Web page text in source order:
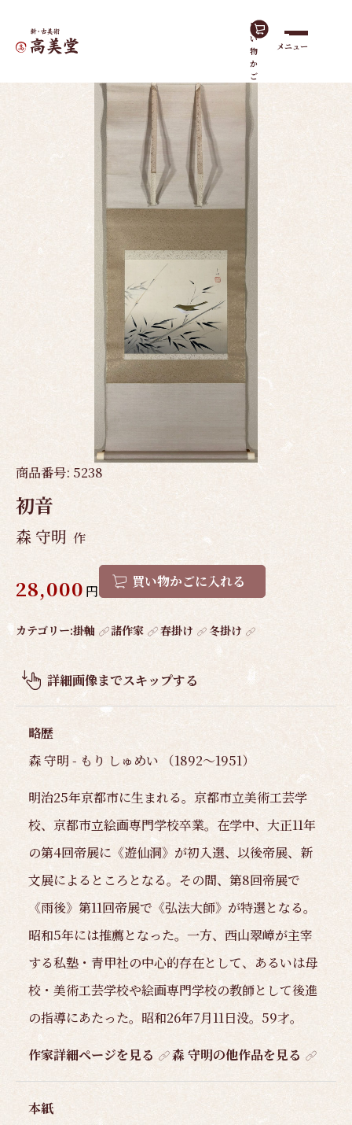
買
い
物
か
ご
メニュー
ホーム作品一覧
商品番号: 5238
初音
森 守明 作
28,000 円
買い物かごに入れる
作
概
要
カテゴリー:掛軸 諸作家 春掛け 冬掛け
詳細画像までスキップする
略歴
森 守明 - もり しゅめい （1892～1951）
明治25年京都市に生まれる。京都市立美術工芸学
校、京都市立絵画専門学校卒業。在学中、大正11年
の第4回帝展に《遊仙洞》が初入選、以後帝展、新
文展によるところとなる。その間、第8回帝展で
《雨後》第11回帝展で《弘法大師》が特選となる。
昭和5年には推薦となった。一方、西山翠嶂が主宰
する私塾・青甲社の中心的存在として、あるいは母
校・美術工芸学校や絵画専門学校の教師として後進
の指導にあたった。昭和26年7月11日没。59才。
作家詳細ページを見る 森 守明の他作品を見る
本紙